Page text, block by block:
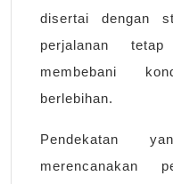
disertai dengan
perjalanan
membebani
berlebihan.
Pendekatan
merencanakan